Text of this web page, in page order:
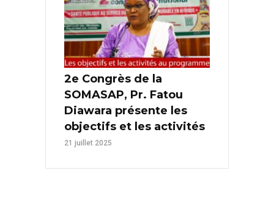
2e Congrès de la
SOMASAP, Pr. Fatou
Diawara présente les
objectifs et les activités
21 juillet 2025